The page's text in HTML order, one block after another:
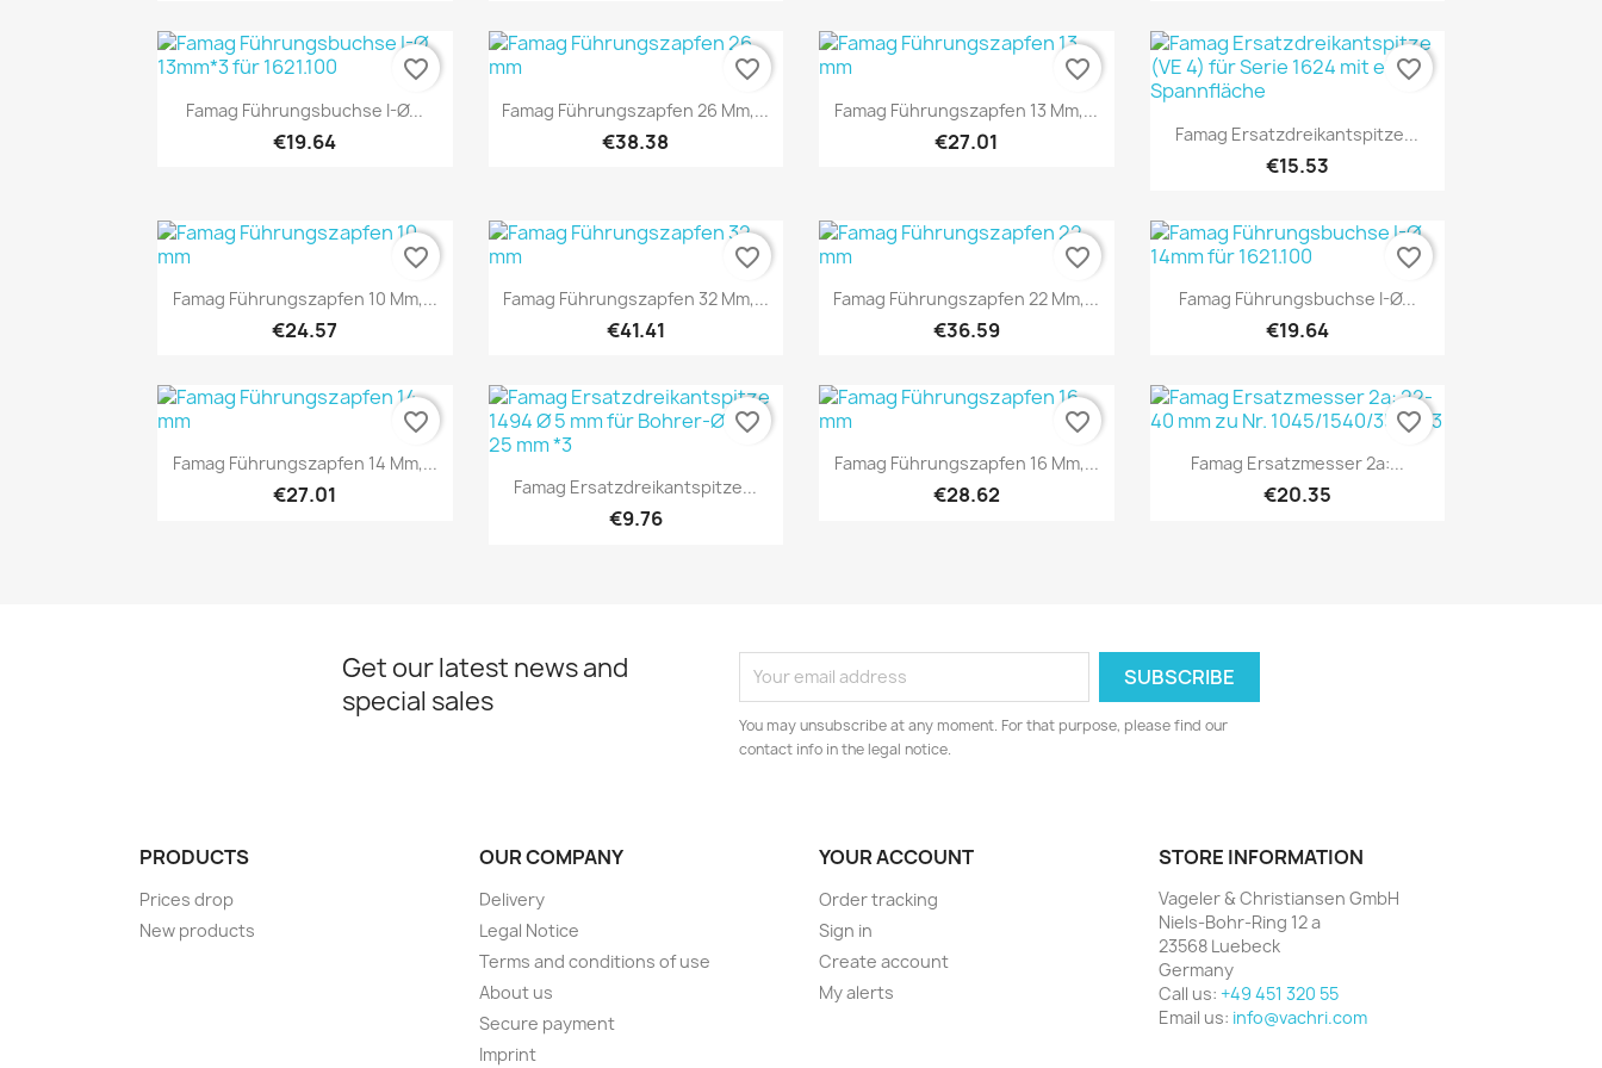
Quick view
Famag Führungsbuchse I-Ø...
€19.64
favorite_border
Quick view
Famag Führungszapfen 26 Mm,...
€38.38
favorite_border
Quick view
Famag Führungszapfen 13 Mm,...
€27.01
favorite_border
Quick view
Famag Ersatzdreikantspitze...
€15.53
favorite_border
Quick view
Famag Führungszapfen 10 Mm,...
€24.57
favorite_border
Quick view
Famag Führungszapfen 32 Mm,...
€41.41
favorite_border
Quick view
Famag Führungszapfen 22 Mm,...
€36.59
favorite_border
Quick view
Famag Führungsbuchse I-Ø...
€19.64
favorite_border
Quick view
Famag Führungszapfen 14 Mm,...
€27.01
favorite_border
Quick view
Famag Ersatzdreikantspitze...
€9.76
favorite_border
Quick view
Famag Führungszapfen 16 Mm,...
€28.62
favorite_border
Quick view
Famag Ersatzmesser 2a:...
€20.35
favorite_border
Get our latest news and
special sales
You may unsubscribe at any moment. For that purpose, please find our
contact info in the legal notice.
PRODUCTS
Prices drop
New products
OUR COMPANY
Delivery
Legal Notice
Terms and conditions of use
About us
Secure payment
Imprint
YOUR ACCOUNT
Order tracking
Sign in
Create account
My alerts
STORE INFORMATION
Vageler & Christiansen GmbH
Niels-Bohr-Ring 12 a
23568 Luebeck
Germany
Call us: +49 451 320 55
Email us: info@vachri.com